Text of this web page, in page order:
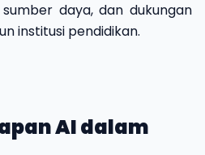
daya, dan dukungan
institusi pendidikan.
AI dalam